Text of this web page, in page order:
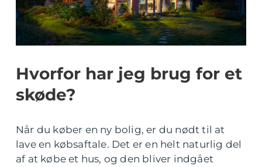
Hvorfor har jeg brug for et
skøde?
Når du køber en ny bolig, er du nødt til at
lave en købsaftale. Det er en helt naturlig del
af at købe et hus, og den bliver indgået